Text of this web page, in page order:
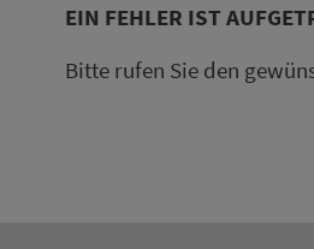
EIN FEHLER IST
Bitte rufen Sie den